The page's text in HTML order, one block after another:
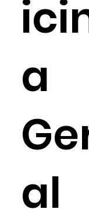
a
al